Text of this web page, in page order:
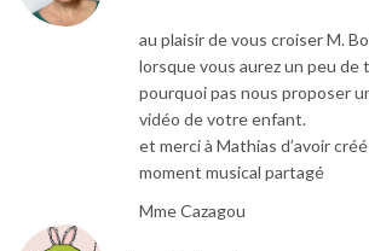
au plaisir de vous croiser M.
lorsque vous aurez un peu de
pourquoi pas nous proposer
vidéo de votre enfant.
et merci à Mathias d’avoir
moment musical partagé
Mme Cazagou